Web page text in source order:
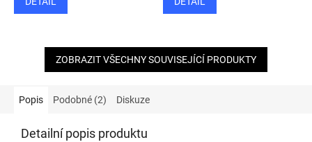
ZOBRAZIT VŠECHNY SOUVISEJÍCÍ PRODUKTY
Popis Podobné (2) Diskuze
Detailní popis produktu